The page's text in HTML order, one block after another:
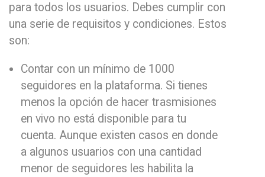
para todos los usuarios. Debes cumplir con
una serie de requisitos y condiciones. Estos
son:
Contar con un mínimo de 1000
seguidores en la plataforma. Si tienes
menos la opción de hacer trasmisiones
en vivo no está disponible para tu
cuenta. Aunque existen casos en donde
a algunos usuarios con una cantidad
menor de seguidores les habilita la